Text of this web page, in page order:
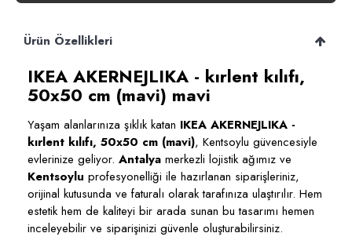
Ürün Özellikleri
IKEA AKERNEJLIKA - kırlent kılıfı,
50x50 cm (mavi) mavi
Yaşam alanlarınıza şıklık katan IKEA AKERNEJLIKA -
kırlent kılıfı, 50x50 cm (mavi), Kentsoylu güvencesiyle
evlerinize geliyor. Antalya merkezli lojistik ağımız ve
Kentsoylu profesyonelliği ile hazırlanan siparişleriniz,
orijinal kutusunda ve faturalı olarak tarafınıza ulaştırılır. Hem
estetik hem de kaliteyi bir arada sunan bu tasarımı hemen
inceleyebilir ve siparişinizi güvenle oluşturabilirsiniz.